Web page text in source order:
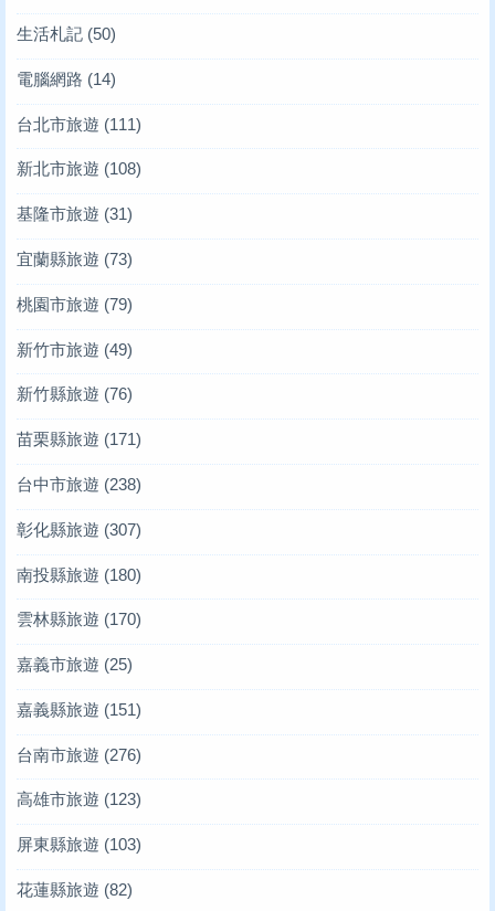
生活札記 (50)
電腦網路 (14)
台北市旅遊 (111)
新北市旅遊 (108)
基隆市旅遊 (31)
宜蘭縣旅遊 (73)
桃園市旅遊 (79)
新竹市旅遊 (49)
新竹縣旅遊 (76)
苗栗縣旅遊 (171)
台中市旅遊 (238)
彰化縣旅遊 (307)
南投縣旅遊 (180)
雲林縣旅遊 (170)
嘉義市旅遊 (25)
嘉義縣旅遊 (151)
台南市旅遊 (276)
高雄市旅遊 (123)
屏東縣旅遊 (103)
花蓮縣旅遊 (82)